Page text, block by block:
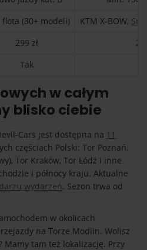
flota (30+ modeli) KTM X-BOW,
299 zł
Tak
w całym
blisko ciebie
Cars jest dostępna na 11
częściach Polski: Tor Poznań,
Tor Kraków, Tor Łódź i inne
i północy kraju. Aktualne
wydarzeń. Sezon trwa od
w okolicach
na Torze Modlin. Wolisz
Mamy tam też lokalizację. Przy